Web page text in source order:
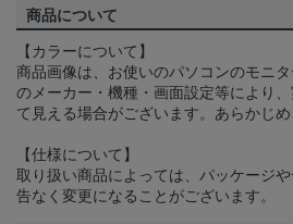
商品について
【カラーについて】
商品画像は、お使いのパソコンのモニ
のメーカー・機種・画面設定等により
て見える場合がございます。あらかじめ
【仕様について】
取り扱い商品によっては、パッケージ
告なく変更になることがございます。